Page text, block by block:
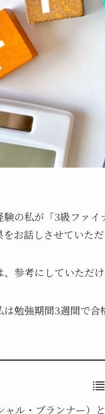
の私が「3級ファ
お話しさせていただ
参考にしていただけ
勉強期間3週間で合
ャル・プランナー）